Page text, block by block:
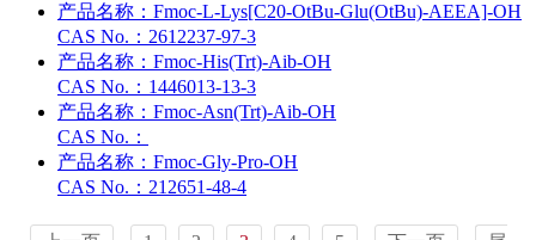
产品名称： Fmoc-L-Lys[C20-OtBu-Glu(OtBu)-AEEA]-OH
CAS No.： 2612237-97-3
产品名称： Fmoc-His(Trt)-Aib-OH
CAS No.： 1446013-13-3
产品名称： Fmoc-Asn(Trt)-Aib-OH
CAS No.：
产品名称： Fmoc-Gly-Pro-OH
CAS No.： 212651-48-4